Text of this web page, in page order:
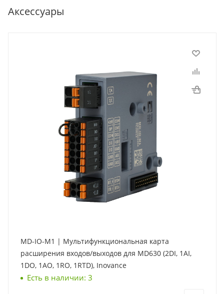
Аксессуары
MD-IO-M1 | Мультифункциональная карта
расширения входов/выходов для MD630 (2DI, 1AI,
1DO, 1AO, 1RO, 1RTD), Inovance
Есть в наличии: 3